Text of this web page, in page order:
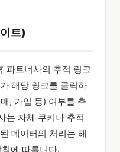
트)
파트너사의 추적 링크
해당 링크를 클릭하
, 가입 등) 여부를 추
는 자체 쿠키나 추적
데이터의 처리는 해
에 따릅니다.